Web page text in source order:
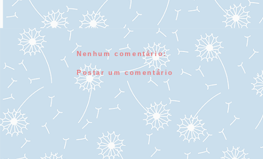
Nenhum comentário:
Postar um comentário